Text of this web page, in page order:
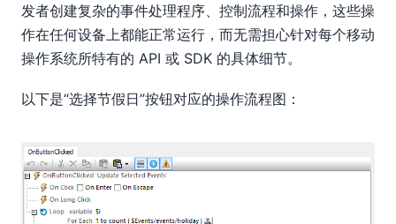
发者创建复杂的事件处理程序、控制流程和操作，这些操
作在任何设备上都能正常运行，而无需担心针对每个移动
操作系统所特有的 API 或 SDK 的具体细节。
以下是“选择节假日”按钮对应的操作流程图：